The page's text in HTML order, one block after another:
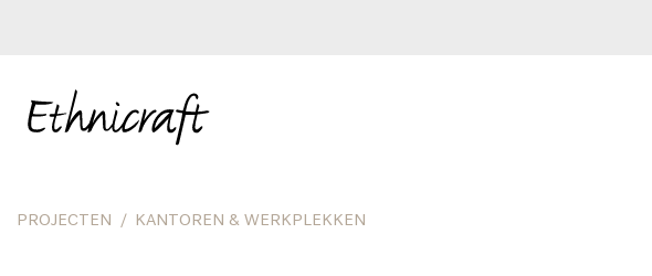
PROJECTEN KANTOREN & WERKPLEKKEN